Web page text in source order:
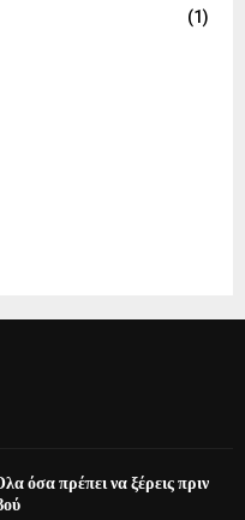
(1)
όσα πρέπει να ξέρεις πριν